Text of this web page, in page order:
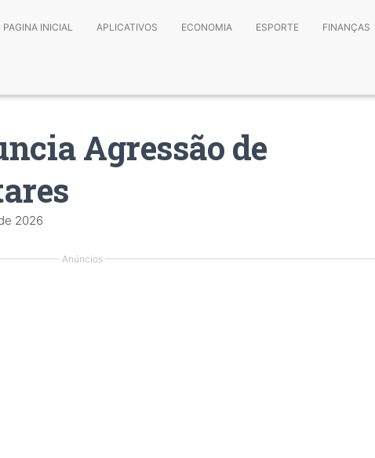
PAGINA INICIAL APLICATIVOS ECONOMIA ESPORTE FINANÇAS
Agressão de
2026
Anúncios